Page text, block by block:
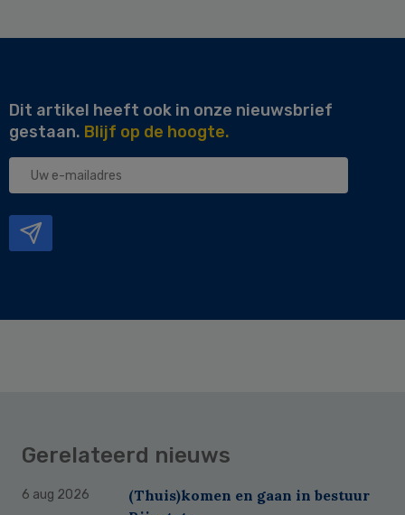
Dit artikel heeft ook in onze nieuwsbrief
gestaan. Blijf op de hoogte.
Uw
Gerelateerd nieuws
6 aug 2026
(Thuis)komen en gaan in bestuur